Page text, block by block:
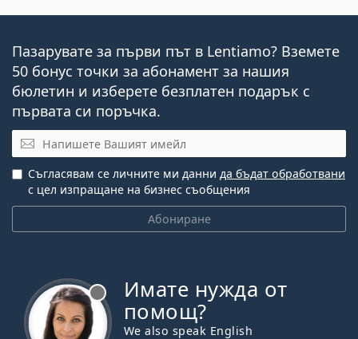
Пазарувате за първи път в Lentiamo? Вземете
50 бонус точки за абонамент за нашия
бюлетин и изберете безплатен подарък с
първата си поръчка.
Имейл
Абониране
Съгласявам се личните ми данни да бъдат обработвани
с цел изпращане на бизнес съобщения
Имате нужда от
помощ?
We also speak English